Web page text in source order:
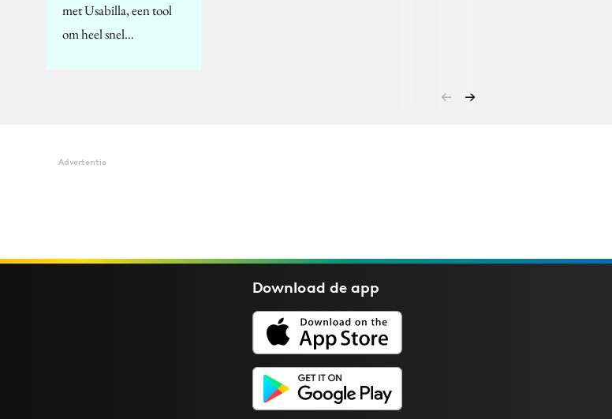
met Usabilla, een tool
om heel snel…
Advertentie
Download deapp